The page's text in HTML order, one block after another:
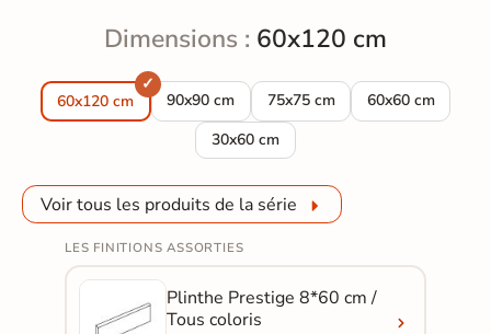
Dimensions : 60x120 cm
60x120 cm 90x90 cm
Carrelage sol moderne Prestige ambre 90*90
75x75 cm
Carrelage sol moderne
60x60 cm
Carrelage sol
30x60 cm
Carrelage sol moderne Prestige ambre
Voir tous les produits de la série
LES FINITIONS ASSORTIES
Plinthe Prestige 8*60 cm /
Tous coloris